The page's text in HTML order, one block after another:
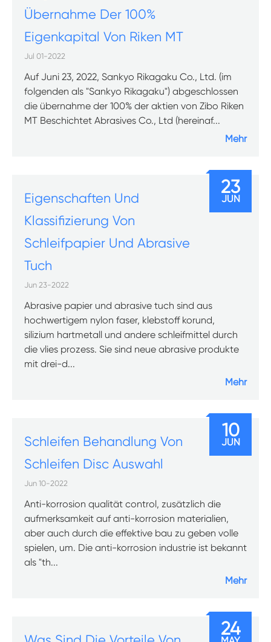
Übernahme Der 100%
Eigenkapital Von Riken MT
Jul 01-2022
Auf Juni 23, 2022, Sankyo Rikagaku Co., Ltd. (im
folgenden als "Sankyo Rikagaku") abgeschlossen
die übernahme der 100% der aktien von Zibo Riken
MT Beschichtet Abrasives Co., Ltd (hereinaf...
Mehr
Eigenschaften Und
Klassifizierung Von
Schleifpapier Und Abrasive
Tuch
Jun 23-2022
Abrasive papier und abrasive tuch sind aus
hochwertigem nylon faser, klebstoff korund,
silizium hartmetall und andere schleifmittel durch
die vlies prozess. Sie sind neue abrasive produkte
mit drei-d...
Mehr
23
JUN
Schleifen Behandlung Von
Schleifen Disc Auswahl
Jun 10-2022
Anti-korrosion qualität control, zusätzlich die
aufmerksamkeit auf anti-korrosion materialien,
aber auch durch die effektive bau zu geben volle
spielen, um. Die anti-korrosion industrie ist bekannt
als "th...
Mehr
10
JUN
24